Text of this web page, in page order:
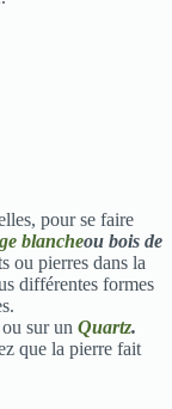
pour se faire
blancheou bois de
ou pierres dans la
différentes formes
sur un Quartz.
que la pierre fait